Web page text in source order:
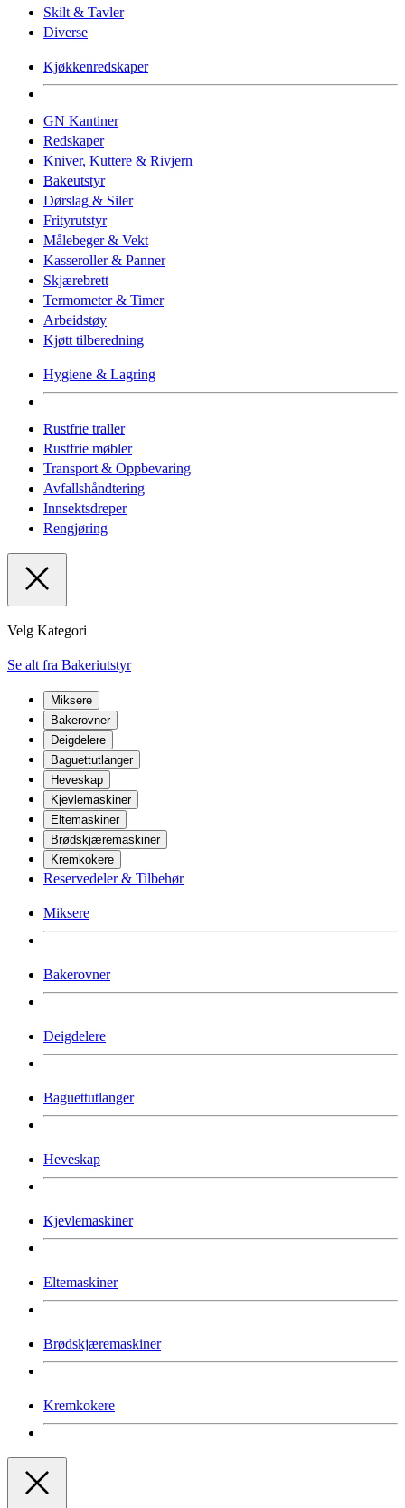
Skilt & Tavler
Diverse
Kjøkkenredskaper
GN Kantiner
Redskaper
Kniver, Kuttere & Rivjern
Bakeutstyr
Dørslag & Siler
Frityrutstyr
Målebeger & Vekt
Kasseroller & Panner
Skjærebrett
Termometer & Timer
Arbeidstøy
Kjøtt tilberedning
Hygiene & Lagring
Rustfrie traller
Rustfrie møbler
Transport & Oppbevaring
Avfallshåndtering
Innsektsdreper
Rengjøring
Velg Kategori
Se alt fra Bakeriutstyr
Miksere
Bakerovner
Deigdelere
Baguettutlanger
Heveskap
Kjevlemaskiner
Eltemaskiner
Brødskjæremaskiner
Kremkokere
Reservedeler & Tilbehør
Miksere
Bakerovner
Deigdelere
Baguettutlanger
Heveskap
Kjevlemaskiner
Eltemaskiner
Brødskjæremaskiner
Kremkokere